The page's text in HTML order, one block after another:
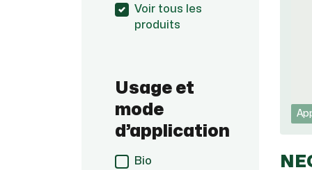
Voir tous les
produits
Usage et
mode
d’application
Bio